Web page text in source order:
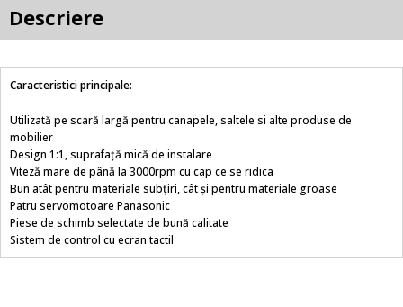
Descriere
Caracteristici principale:
Utilizată pe scară largă pentru canapele, saltele si alte produse de
mobilier
Design 1:1, suprafață mică de instalare
Viteză mare de până la 3000rpm cu cap ce se ridica
Bun atât pentru materiale subțiri, cât și pentru materiale groase
Patru servomotoare Panasonic
Piese de schimb selectate de bună calitate
Sistem de control cu ecran tactil